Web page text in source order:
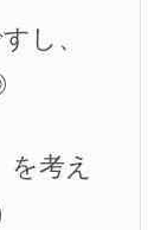
し、
考え